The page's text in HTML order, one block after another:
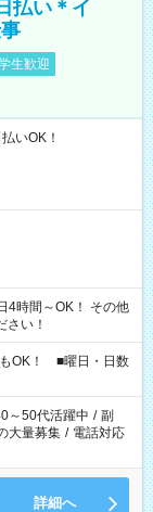
払い＊イ
生歓迎
いOK！
OK！ その他
さい！
OK！ ■曜日・日数
～50代活躍中 / 副
大量募集 / 電話対応
詳細へ